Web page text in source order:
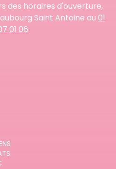
des horaires d'ouverture,
Saint Antoine au 01
01 06